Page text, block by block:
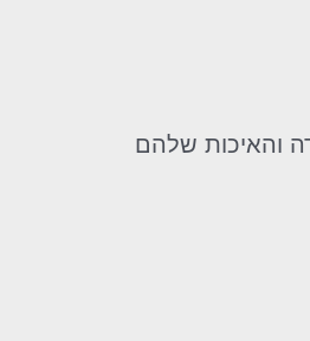
7 יחידות ב 100 ש"ח רכשתי בקניון את אותו מוצר ב 65 שח ליחידה והאיכות שלהם